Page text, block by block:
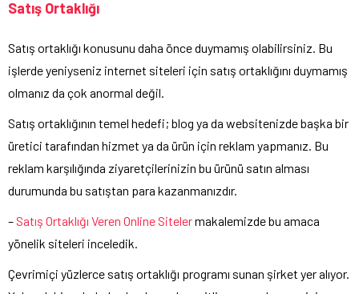
Satış Ortaklığı
Satış ortaklığı konusunu daha önce duymamış olabilirsiniz. Bu
işlerde yeniyseniz internet siteleri için satış ortaklığını duymamış
olmanız da çok anormal değil.
Satış ortaklığının temel hedefi; blog ya da websitenizde başka bir
üretici tarafından hizmet ya da ürün için reklam yapmanız. Bu
reklam karşılığında ziyaretçilerinizin bu ürünü satın alması
durumunda bu satıştan para kazanmanızdır.
– Satış Ortaklığı Veren Online Sitelermakalemizde bu amaca
yönelik siteleri inceledik.
Çevrimiçi yüzlerce satış ortaklığı programı sunan şirket yer alıyor.